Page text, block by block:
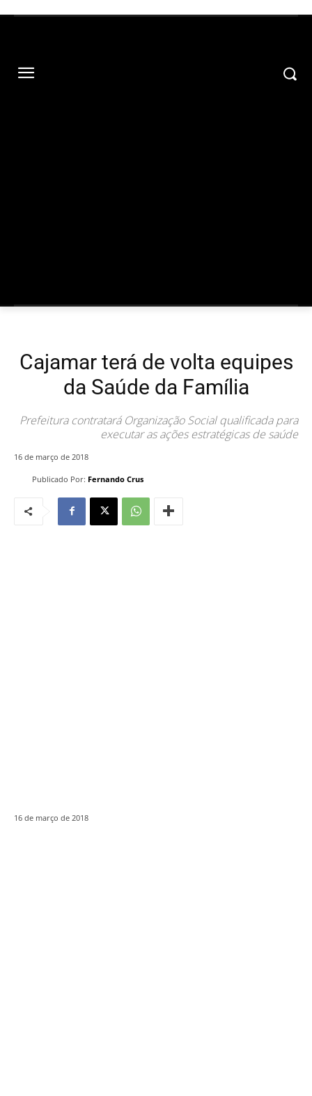
Cajamar terá de volta equipes
da Saúde da Família
Prefeitura contratará Organização Social qualificada para
executar as ações estratégicas de saúde
Publicado Por: Fernando Crus
16 de março de 2018
16 de março de 2018